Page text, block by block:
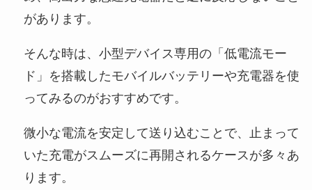
があります。
そんな時は、小型デバイス専用の「低電流モー
ド」を搭載したモバイルバッテリーや充電器を使
ってみるのがおすすめです。
微小な電流を安定して送り込むことで、止まって
いた充電がスムーズに再開されるケースが多々あ
ります。